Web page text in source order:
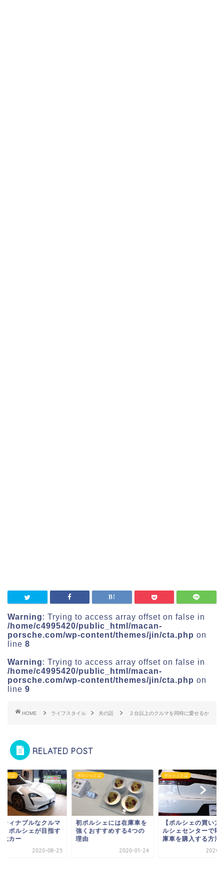
Warning: Trying to access array offset on false in
/home/c4995420/public_html/macan-
porsche.com/wp-content/themes/jin/cta.php on
line 8
Warning: Trying to access array offset on false in
/home/c4995420/public_html/macan-
porsche.com/wp-content/themes/jin/cta.php on
line 9
HOME ライフスタイル 夫の話 ２台以上のクルマを同時に愛せるか
RELATED POST
ェとは
ルシェには在庫車を
おすすめする4つの
2020-01-24
ポルシェとは
【ポルシェの買い方】ポ
ルシェセンターで即納在
庫車を購入する方法
2020-09-04
ポルシェとは